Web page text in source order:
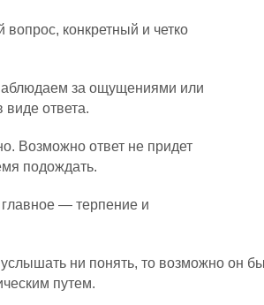
конкретный и четко
за ощущениями или
ответа.
Возможно ответ не придет
подождать.
— терпение и
ни понять, то возможно он
путем.